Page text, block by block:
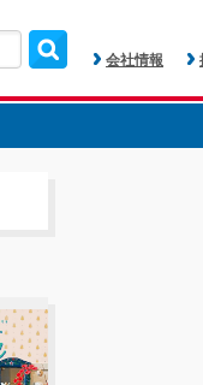
会社情報